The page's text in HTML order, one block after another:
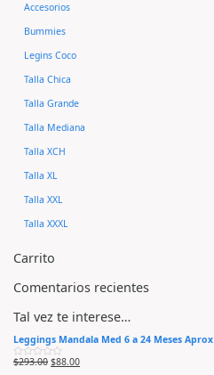
Accesorios
Bummies
Legins Coco
Talla Chica
Talla Grande
Talla Mediana
Talla XCH
Talla XL
Talla XXL
Talla XXXL
Carrito
Comentarios recientes
Tal vez te interese…
Leggings Mandala Med 6 a 24 Meses Aprox
V
$293.00 $88.00